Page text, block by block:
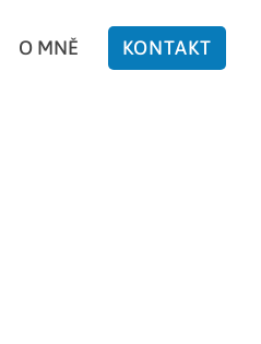
O MNĚ KONTAKT